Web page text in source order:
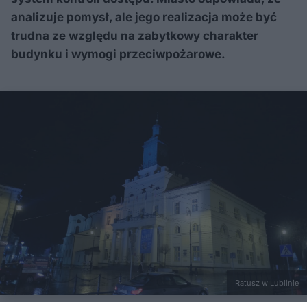
analizuje pomysł, ale jego realizacja może być
trudna ze względu na zabytkowy charakter
budynku i wymogi przeciwpożarowe.
Ratusz w Lublinie